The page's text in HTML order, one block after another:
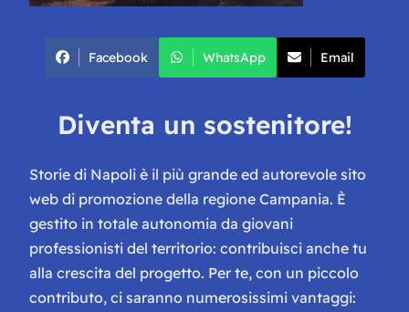
Facebook WhatsApp Email
Diventa un sostenitore!
Storie di Napoli è il più grande ed autorevole sito
web di promozione della regione Campania. È
gestito in totale autonomia da giovani
professionisti del territorio: contribuisci anche tu
alla crescita del progetto. Per te, con un piccolo
contributo, ci saranno numerosissimi vantaggi: